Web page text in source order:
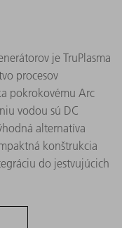
je TruPlasma
procesov
pokrokovému Arc
vodou sú DC
alternatíva
konštrukcia
do jestvujúcich